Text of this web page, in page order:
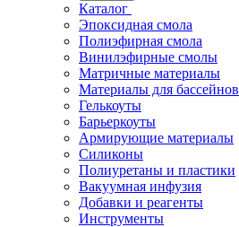
Каталог
Эпоксидная смола
Полиэфирная смола
Винилэфирные смолы
Матричные материалы
Материалы для бассейнов
Гелькоуты
Барьеркоуты
Армирующие материалы
Силиконы
Полиуретаны и пластики
Вакуумная инфузия
Добавки и реагенты
Инструменты